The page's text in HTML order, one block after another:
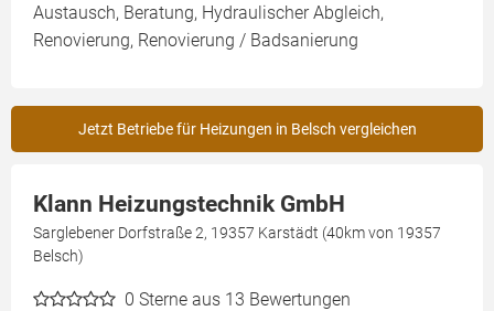
Austausch, Beratung, Hydraulischer Abgleich,
Renovierung, Renovierung / Badsanierung
Jetzt Betriebe für Heizungen in Belsch vergleichen
Klann Heizungstechnik GmbH
Sarglebener Dorfstraße 2, 19357 Karstädt (40km von 19357
Belsch)
0 Sterne aus 13 Bewertungen